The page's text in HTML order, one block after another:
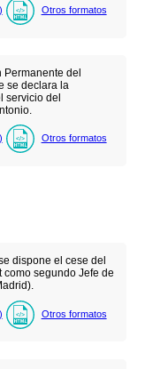
Otros formatos
del
se declara la
servicio del
Otros formatos
dispone el cese del
segundo Jefe de
Otros formatos